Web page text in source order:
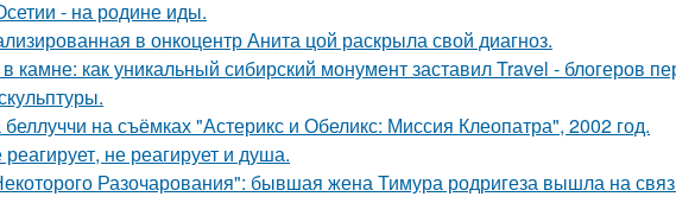
- на родине иды.
в онкоцентр Анита цой раскрыла свой диагноз.
камне: как уникальный сибирский монумент заставил Travel - блогеров
на съёмках "Астерикс и Обеликс: Миссия Клеопатра", 2002 год.
не реагирует и душа.
Разочарования": бывшая жена Тимура родригеза вышла на